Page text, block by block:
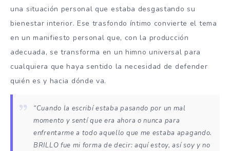
una situación personal que estaba desgastando su
bienestar interior. Ese trasfondo íntimo convierte el tema
en un manifiesto personal que, con la producción
adecuada, se transforma en un himno universal para
cualquiera que haya sentido la necesidad de defender
quién es y hacia dónde va.
“Cuando la escribí estaba pasando por un mal
momento y sentí que era ahora o nunca para
enfrentarme a todo aquello que me estaba apagando.
BRILLO fue mi forma de decir: aquí estoy, así soy y no